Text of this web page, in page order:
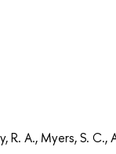
A., Myers, S. C.,